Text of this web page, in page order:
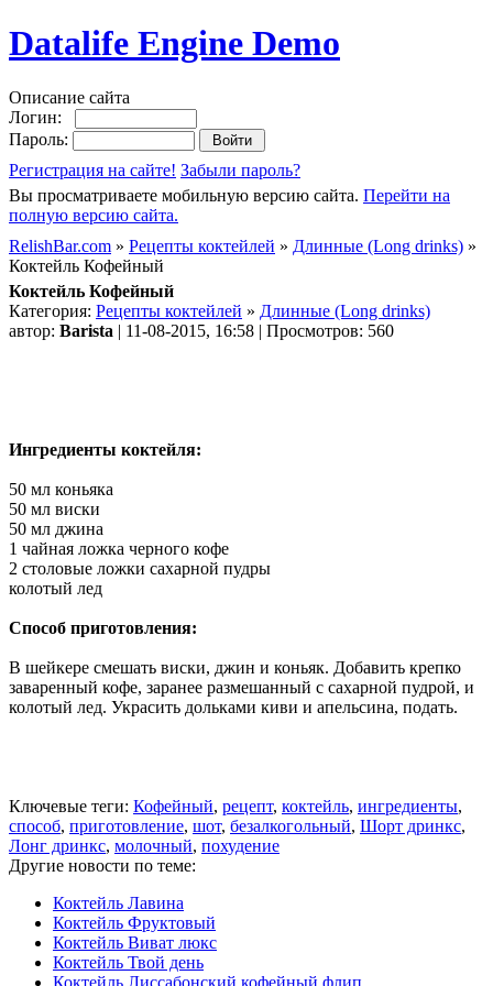
Datalife Engine Demo
Описание сайта
Логин:
Пароль:
Регистрация на сайте! Забыли пароль?
Вы просматриваете мобильную версию сайта. Перейти на
полную версию сайта.
RelishBar.com » Рецепты коктейлей » Длинные (Long drinks) »
Коктейль Кофейный
Коктейль Кофейный
Категория: Рецепты коктейлей » Длинные (Long drinks)
автор: Barista | 11-08-2015, 16:58 | Просмотров: 560
Ингредиенты коктейля:
50 мл коньяка
50 мл виски
50 мл джина
1 чайная ложка черного кофе
2 столовые ложки сахарной пудры
колотый лед
Способ приготовления:
В шейкере смешать виски, джин и коньяк. Добавить крепко
заваренный кофе, заранее размешанный с сахарной пудрой, и
колотый лед. Украсить дольками киви и апельсина, подать.
Ключевые теги: Кофейный, рецепт, коктейль, ингредиенты,
способ, приготовление, шот, безалкогольный, Шорт дринкс,
Лонг дринкс, молочный, похудение
Другие новости по теме:
Коктейль Лавина
Коктейль Фруктовый
Коктейль Виват люкс
Коктейль Твой день
Коктейль Лиссабонский кофейный флип